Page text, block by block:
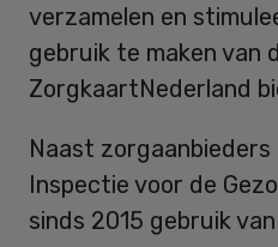
verzamelen en
gebruik te maken van
ZorgkaartNederland
Naast zorgaanbieders
Inspectie voor de
sinds 2015 gebruik